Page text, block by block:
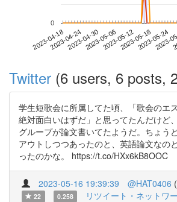
2023-04-182023-04-242023-04-302023-05-062023-05-122023-05-182023-05-24
2023-
0
Twitter (6 users, 6 posts,
学生短歌会に所属してた頃、「歌会のエ
絶対面白いはずだ」と思ってたんだけど
グループが論文書いてたようだ。ちょう
アウトしつつあったのと、英語論文なの
ったのかな。 https://t.co/HXx6kB8OOC
2023-05-16 19:39:39 @HAT0406 (
22
0.258 リツイート・ネットワ